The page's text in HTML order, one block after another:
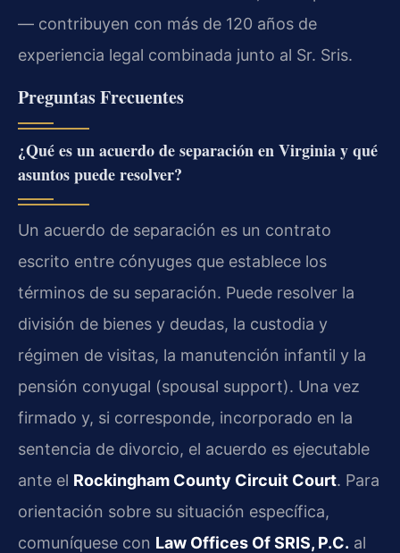
— contribuyen con más de 120 años de
experiencia legal combinada junto al Sr. Sris.
Preguntas Frecuentes
¿Qué es un acuerdo de separación en Virginia y qué
asuntos puede resolver?
Un acuerdo de separación es un contrato
escrito entre cónyuges que establece los
términos de su separación. Puede resolver la
división de bienes y deudas, la custodia y
régimen de visitas, la manutención infantil y la
pensión conyugal (spousal support). Una vez
firmado y, si corresponde, incorporado en la
sentencia de divorcio, el acuerdo es ejecutable
ante el Rockingham County Circuit Court. Para
orientación sobre su situación específica,
comuníquese con Law Offices Of SRIS, P.C. al